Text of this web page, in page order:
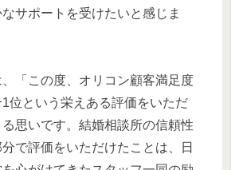
サポートを受けたいと感じま
「この度、オリコン顧客満足度
位という栄えある評価をいただ
思いです。結婚相談所の信頼性
で評価をいただけたことは、日